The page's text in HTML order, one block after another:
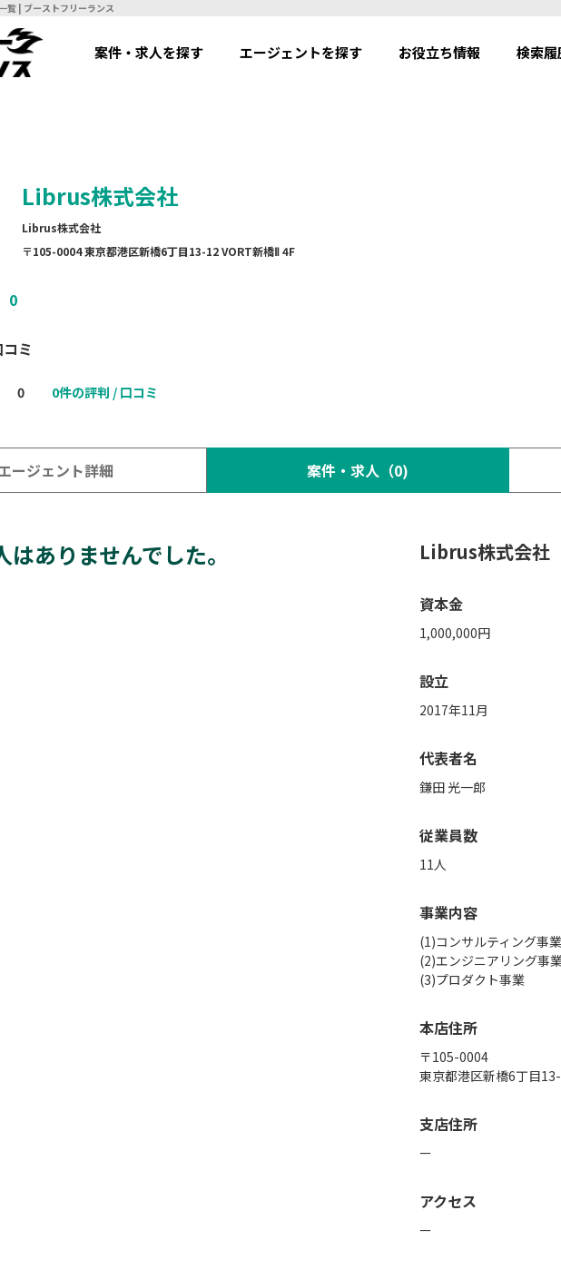
Librus株式会社の案件一覧 | ブーストフリーランス
案件・求人を探す エージェントを探す お役立ち情報 検索履
Librus株式会社
Librus株式会社
〒105-0004 東京都港区新橋6丁目13-12 VORT新橋Ⅱ 4F
0
ミ
0 0件の評判 / 口コミ
ージェント詳細 案件・求人（0)
ありませんでした。 Librus株式会社
資本金
1,000,000円
設立
2017年11月
代表者名
鎌田 光一郎
従業員数
11人
事業内容
(1)コンサルティング事業
(2)エンジニアリング事
(3)プロダクト事業
本店住所
〒105-0004
東京都港区新橋6丁目
支店住所
ー
アクセス
ー